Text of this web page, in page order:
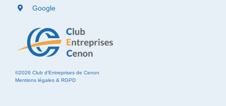
©2026 Club d'Entreprises de Cenon
Mentions légales & RGPD
Google